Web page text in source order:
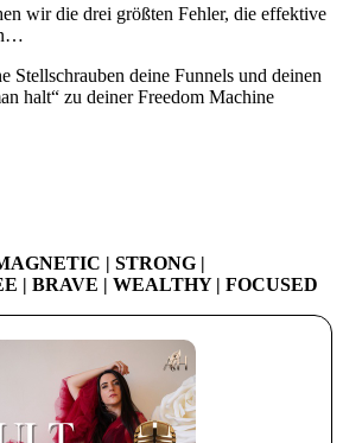
wir die drei größten Fehler, die effektive
deine Funnels und deinen
halt“ zu deiner Freedom Machine
| STRONG |
| BRAVE | WEALTHY | FOCUSED